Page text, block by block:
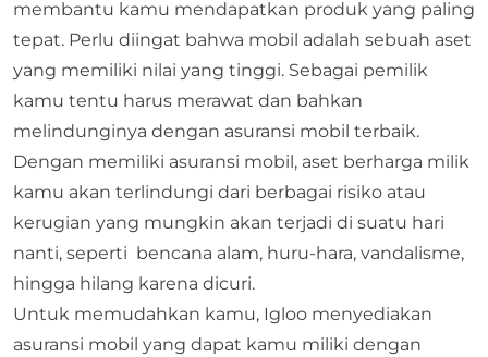
membantu kamu mendapatkan produk yang paling
tepat. Perlu diingat bahwa mobil adalah sebuah aset
yang memiliki nilai yang tinggi. Sebagai pemilik
kamu tentu harus merawat dan bahkan
melindunginya dengan asuransi mobil terbaik.
Dengan memiliki asuransi mobil , aset berharga milik
kamu akan terlindungi dari berbagai risiko atau
kerugian yang mungkin akan terjadi di suatu hari
nanti, seperti bencana alam, huru-hara, vandalisme,
hingga hilang karena dicuri.
Untuk memudahkan kamu, Igloo menyediakan
asuransi mobil yang dapat kamu miliki dengan